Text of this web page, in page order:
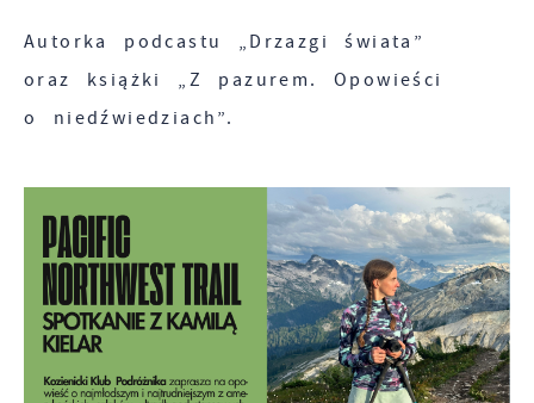
Autorka podcastu „Drzazgi świata”
oraz książki „Z pazurem. Opowieści
o niedźwiedziach”.